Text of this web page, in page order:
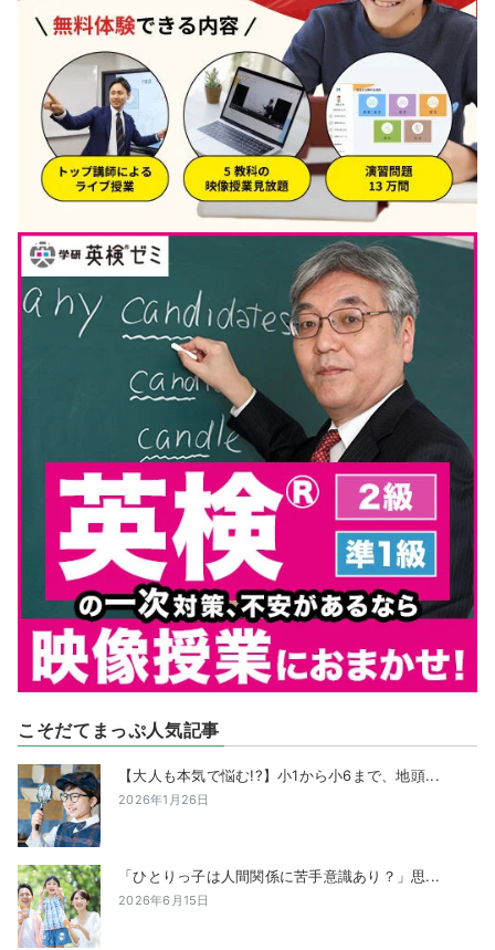
こそだてまっぷ人気記事
【大人も本気で悩む!?】小1から小6まで、地頭...
2026年1月26日
「ひとりっ子は人間関係に苦手意識あり？」思...
2026年6月15日